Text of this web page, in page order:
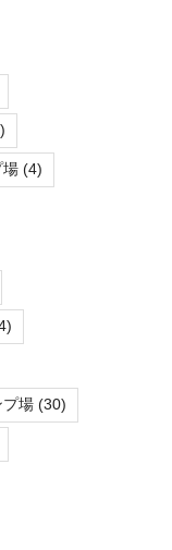
場 (4)
プ場 (30)